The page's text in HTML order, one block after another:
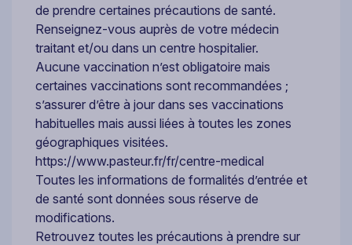
de prendre certaines précautions de santé.
Renseignez-vous auprès de votre médecin
traitant et/ou dans un centre hospitalier.
Aucune vaccination n’est obligatoire mais
certaines vaccinations sont recommandées ;
s’assurer d’être à jour dans ses vaccinations
habituelles mais aussi liées à toutes les zones
géographiques visitées.
https://www.pasteur.fr/fr/centre-medical
Toutes les informations de formalités d’entrée et
de santé sont données sous réserve de
modifications.
Retrouvez toutes les précautions à prendre sur